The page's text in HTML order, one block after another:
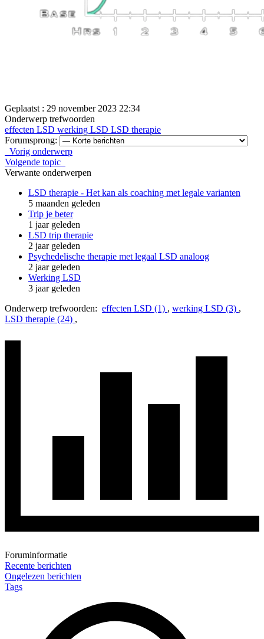
Geplaatst : 29 november 2023 22:34
Onderwerp trefwoorden
effecten LSD werking LSD LSD therapie
Forumsprong:
Vorig onderwerp
Volgende topic
Verwante onderwerpen
LSD therapie - Het kan als coaching met legale varianten
5 maanden geleden
Trip je beter
1 jaar geleden
LSD trip therapie
2 jaar geleden
Psychedelische therapie met legaal LSD analoog
2 jaar geleden
Werking LSD
3 jaar geleden
Onderwerp trefwoorden: effecten LSD (1) , werking LSD (3) ,
LSD therapie (24) ,
Foruminformatie
Recente berichten
Ongelezen berichten
Tags